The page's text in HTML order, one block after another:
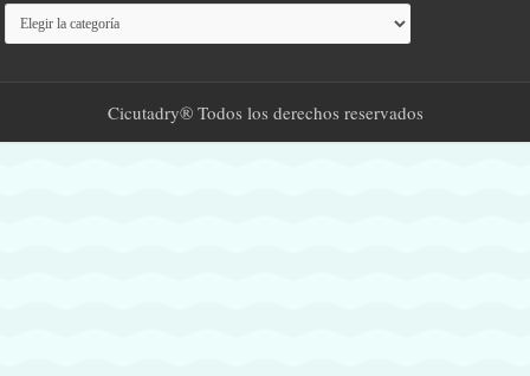
Categorías
Cicutadry® Todos los derechos reservados